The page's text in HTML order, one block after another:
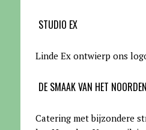
STUDIO EX
Linde Ex ontwierp ons
DE SMAAK VAN HET NOORDEN
Catering met bijzondere